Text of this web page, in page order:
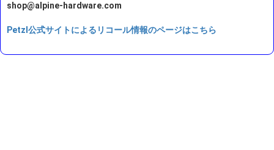
shop@alpine-hardware.com
Petzl公式サイトによるリコール情報のページはこちら